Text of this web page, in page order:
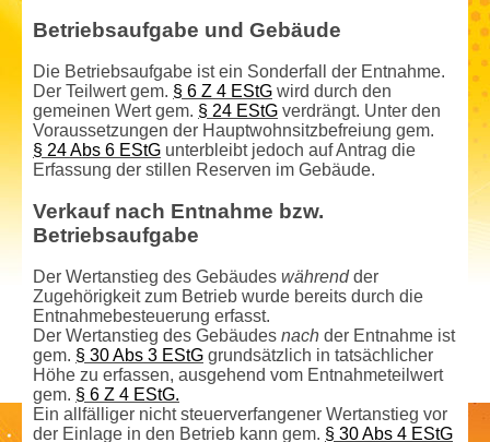
Betriebsaufgabe und Gebäude
Die Betriebsaufgabe ist ein Sonderfall der Entnahme.
Der Teilwert gem. § 6 Z 4 EStG wird durch den
gemeinen Wert gem. § 24 EStG verdrängt. Unter den
Voraussetzungen der Hauptwohnsitz­befreiung gem.
§ 24 Abs 6 EStG unterbleibt jedoch auf Antrag die
Erfassung der stillen Reserven im Gebäude.
Verkauf nach Entnahme bzw.
Betriebsaufgabe
Der Wertanstieg des Gebäudes währendder
Zugehörigkeit zum Betrieb wurde bereits durch die
Entnahmebe­steuerung erfasst.
Der Wertanstieg des Gebäudes nach der Entnahme ist
gem. § 30 Abs 3 EStG grundsätzlich in tatsächlicher
Höhe zu erfassen, ausgehend vom Entnahmeteil­wert
gem. § 6 Z 4 EStG.
Ein allfälliger nicht steuerverfangener Wertanstieg vor
der Einlage in den Betrieb kann gem. § 30 Abs 4 EStG